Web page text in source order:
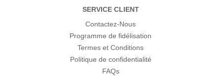
SERVICE CLIENT
Contactez-Nous
Programme de fidélisation
Termes et Conditions
Politique de confidentialité
FAQs